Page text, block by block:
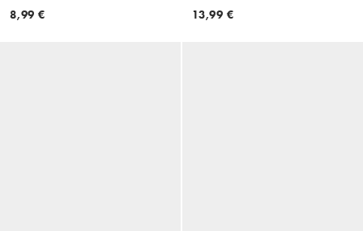
8,99 €
13,99 €